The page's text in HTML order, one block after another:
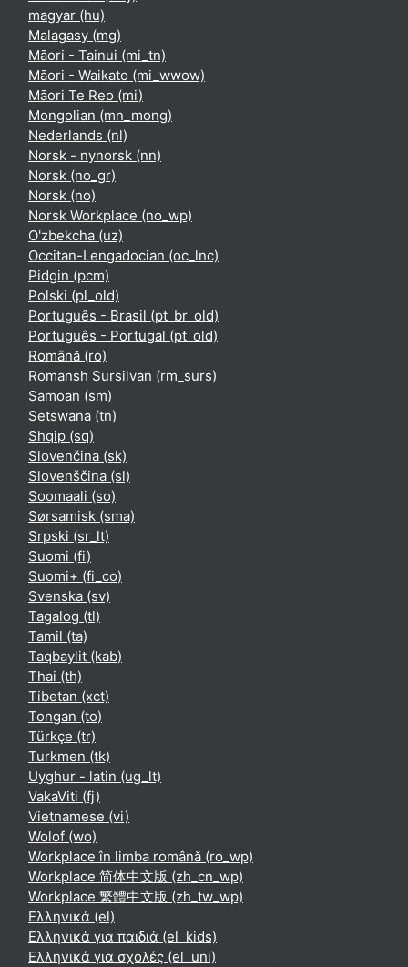
magyar ‎(hu)‎
Malagasy ‎(mg)‎
Māori - Tainui ‎(mi_tn)‎
Māori - Waikato ‎(mi_wwow)‎
Māori Te Reo ‎(mi)‎
Mongolian ‎(mn_mong)‎
Nederlands ‎(nl)‎
Norsk - nynorsk ‎(nn)‎
Norsk ‎(no_gr)‎
Norsk ‎(no)‎
Norsk Workplace ‎(no_wp)‎
O'zbekcha ‎(uz)‎
Occitan-Lengadocian ‎(oc_lnc)‎
Pidgin ‎(pcm)‎
Polski ‎(pl_old)‎
Português - Brasil ‎(pt_br_old)‎
Português - Portugal ‎(pt_old)‎
Română ‎(ro)‎
Romansh Sursilvan ‎(rm_surs)‎
Samoan ‎(sm)‎
Setswana ‎(tn)‎
Shqip ‎(sq)‎
Slovenčina ‎(sk)‎
Slovenščina ‎(sl)‎
Soomaali ‎(so)‎
Sørsamisk ‎(sma)‎
Srpski ‎(sr_lt)‎
Suomi ‎(fi)‎
Suomi+ ‎(fi_co)‎
Svenska ‎(sv)‎
Tagalog ‎(tl)‎
Tamil ‎(ta)‎
Taqbaylit ‎(kab)‎
Thai ‎(th)‎
Tibetan ‎(xct)‎
Tongan ‎(to)‎
Türkçe ‎(tr)‎
Turkmen ‎(tk)‎
Uyghur - latin ‎(ug_lt)‎
VakaViti ‎(fj)‎
Vietnamese ‎(vi)‎
Wolof ‎(wo)‎
Workplace în limba română ‎(ro_wp)‎
Workplace 简体中文版 ‎(zh_cn_wp)‎
Workplace 繁體中文版 ‎(zh_tw_wp)‎
Ελληνικά ‎(el)‎
Ελληνικά για παιδιά ‎(el_kids)‎
Ελληνικά για σχολές ‎(el_uni)‎